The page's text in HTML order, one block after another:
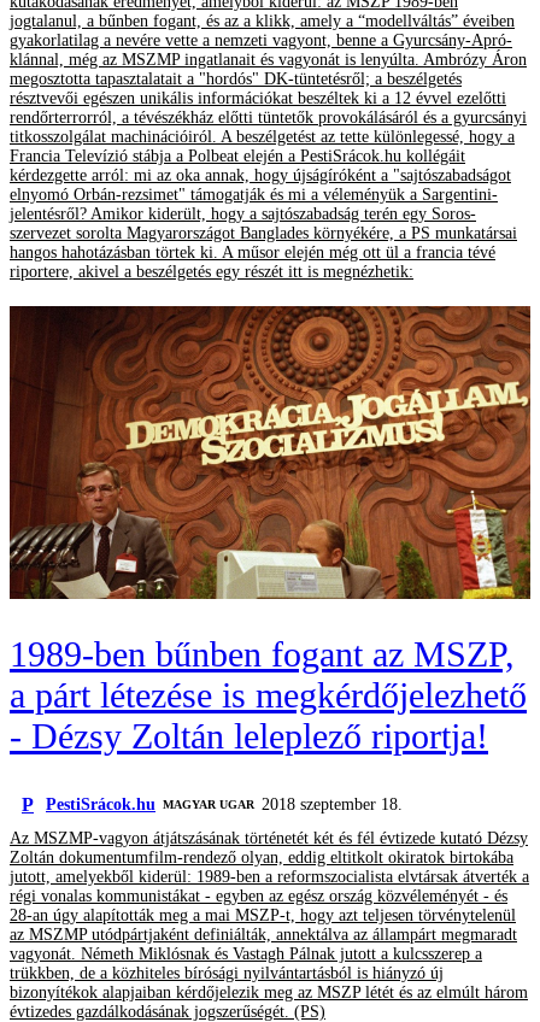
jogtalanul, a bűnben fogant, és az a klikk, amely a “modellváltás” éveiben
gyakorlatilag a nevére vette a nemzeti vagyont, benne a Gyurcsány-Apró-
klánnal, még az MSZMP ingatlanait és vagyonát is lenyúlta. Ambrózy Áron
megosztotta tapasztalatait a "hordós" DK-tüntetésről; a beszélgetés
résztvevői egészen unikális információkat beszéltek ki a 12 évvel ezelőtti
rendőrterrorról, a tévészékház előtti tüntetők provokálásáról és a gyurcsányi
titkosszolgálat machinációiról. A beszélgetést az tette különlegessé, hogy a
Francia Televízió stábja a Polbeat elején a PestiSrácok.hu kollégáit
kérdezgette arról: mi az oka annak, hogy újságíróként a "sajtószabadságot
elnyomó Orbán-rezsimet" támogatják és mi a véleményük a Sargentini-
jelentésről? Amikor kiderült, hogy a sajtószabadság terén egy Soros-
szervezet sorolta Magyarországot Banglades környékére, a PS munkatársai
hangos hahotázásban törtek ki. A műsor elején még ott ül a francia tévé
riportere, akivel a beszélgetés egy részét itt is megnézhetik:
1989-ben bűnben fogant az MSZP,
a párt létezése is megkérdőjelezhető
- Dézsy Zoltán leleplező riportja!
P PestiSrácok.hu MAGYAR UGAR 2018 szeptember 18.
Az MSZMP-vagyon átjátszásának történetét két és fél évtizede kutató Dézsy
Zoltán dokumentumfilm-rendező olyan, eddig eltitkolt okiratok birtokába
jutott, amelyekből kiderül: 1989-ben a reformszocialista elvtársak átverték a
régi vonalas kommunistákat - egyben az egész ország közvéleményét - és
28-an úgy alapították meg a mai MSZP-t, hogy azt teljesen törvénytelenül
az MSZMP utódpártjaként definiálták, annektálva az állampárt megmaradt
vagyonát. Németh Miklósnak és Vastagh Pálnak jutott a kulcsszerep a
trükkben, de a közhiteles bírósági nyilvántartásból is hiányzó új
bizonyítékok alapjaiban kérdőjelezik meg az MSZP létét és az elmúlt három
évtizedes gazdálkodásának jogszerűségét. (PS)